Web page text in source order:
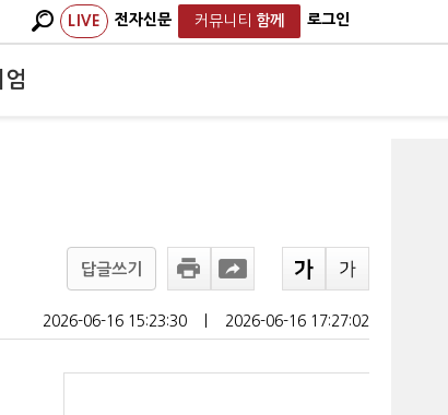
LIVE 전자신문 커뮤니티 함께 로그인
엄
답글쓰기
2026-06-16 15:23:30 2026-06-16 17:27:02